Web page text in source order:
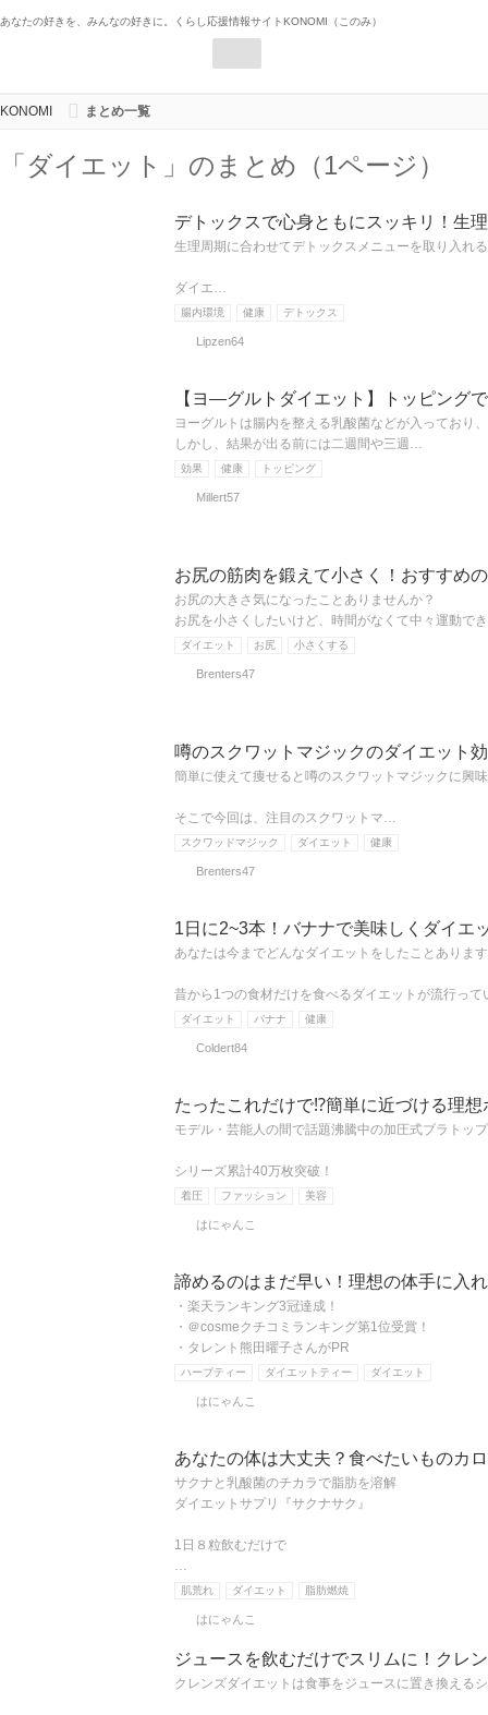
あなたの好きを、みんなの好きに。くらし応援情報サイトKONOMI（このみ）
KONOMI まとめ一覧
「ダイエット」のまとめ（1ページ）
デトックスで心身ともにスッキリ！生
生理周期に合わせてデトックスメニューを取り入れ
ダイエ…
腸内環境 健康 デトックス
Lipzen64
【ヨ―グルトダイエット】トッピング
ヨーグルトは腸内を整える乳酸菌などが入っており
しかし、結果が出る前には二週間や三週…
効果 健康 トッピング
Millert57
お尻の筋肉を鍛えて小さく！おすすめ
お尻の大きさ気になったことありませんか？
お尻を小さくしたいけど、時間がなくて中々運動で
ダイエット お尻 小さくする
Brenters47
噂のスクワットマジックのダイエット
簡単に使えて痩せると噂のスクワットマジックに興
そこで今回は、注目のスクワットマ…
スクワッドマジック ダイエット 健康
Brenters47
1日に2~3本！バナナで美味しくダイエ
あなたは今までどんなダイエットをしたことありま
昔から1つの食材だけを食べるダイエットが流行っ
ダイエット バナナ 健康
Coldert84
たったこれだけで⁉簡単に近づける理想
モデル・芸能人の間で話題沸騰中の加圧式ブラトッ
シリーズ累計40万枚突破！
着圧 ファッション 美容
はにゃんこ
諦めるのはまだ早い！理想の体手に入
・楽天ランキング3冠達成！
・＠cosmeクチコミランキング第1位受賞！
・タレント熊田曜子さんがPR
ハーブティー ダイエットティー ダイエット
はにゃんこ
あなたの体は大丈夫？食べたいものカ
サクナと乳酸菌のチカラで脂肪を溶解
ダイエットサプリ『サクナサク』
1日８粒飲むだけで
…
肌荒れ ダイエット 脂肪燃焼
はにゃんこ
ジュースを飲むだけでスリムに！クレ
クレンズダイエットは食事をジュースに置き換える